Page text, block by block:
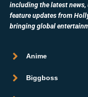
including the latest
feature updates from
bringing global
Anime
Biggboss